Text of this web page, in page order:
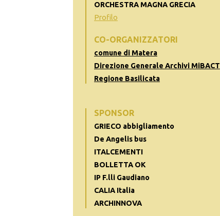
ORCHESTRA MAGNA GRECIA
Profilo
CO-ORGANIZZATORI
comune di Matera
Direzione Generale Archivi MiBACT
Regione Basilicata
SPONSOR
GRIECO abbigliamento
De Angelis bus
ITALCEMENTI
BOLLETTA OK
IP F.lli Gaudiano
CALIA Italia
ARCHINNOVA